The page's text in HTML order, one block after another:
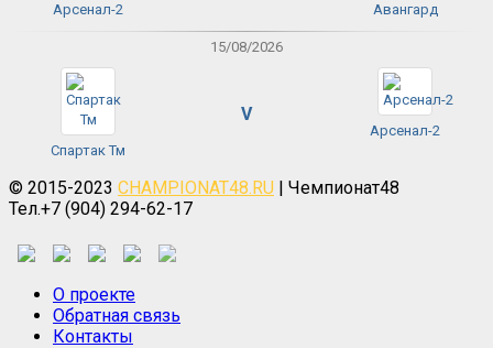
Арсенал-2 Авангард
15/08/2026
Спартак Тм
V
Арсенал-2
© 2015-2023 CHAMPIONAT48.RU | Чемпионат48
Тел.+7 (904) 294-62-17
О проекте
Обратная связь
Контакты